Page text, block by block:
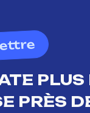
PLUS
PRÈS